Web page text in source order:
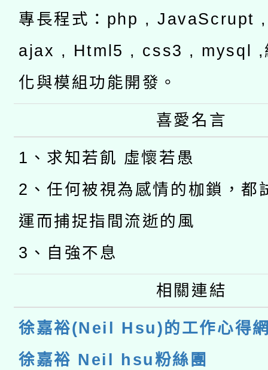
專長程式：php , JavaScrupt
ajax , Html5 , css3 , mysql ,
化與模組功能開發。
喜愛名言
1、求知若飢 虛懷若愚
2、任何被視為感情的枷鎖，都
運而捕捉指間流逝的風
3、自強不息
相關連結
徐嘉裕(Neil Hsu)的工作心得
徐嘉裕 Neil hsu粉絲團